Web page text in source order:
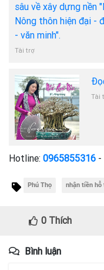
sâu về xây dựng nền
Nông thôn hiện đại -
- văn minh".
Tài trợ
Tài
Hotline: 0965855316 -
Phú Thọ nhận tiền hỗ
0Thích
Bình luận